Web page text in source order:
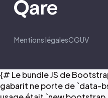
Mentions légalesCGUV
{# Le bundle JS de
gabarit ne porte de `data-